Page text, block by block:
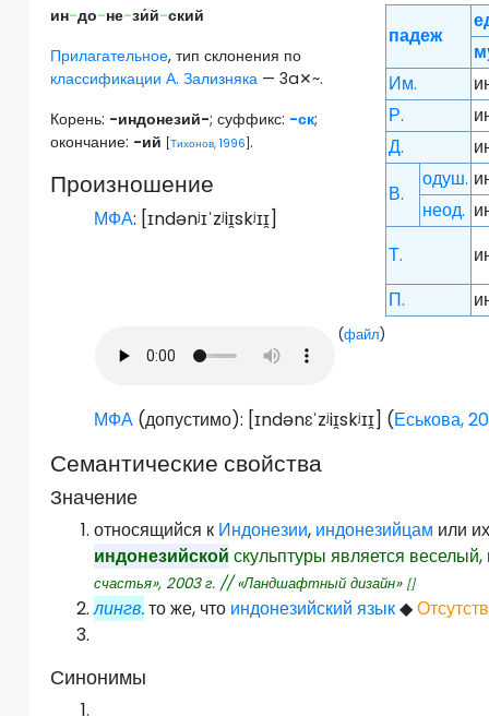
падеж
Им.
Р.
Д.
В.
одуш.
неод.
Т.
П.
ин-до-не-зи́й-ский
Прилагательное, тип склонения по
классификации А. Зализняка — 3a✕~.
Корень: -индонезий-; суффикс: -ск;
окончание: -ий [Тихонов, 1996 ].
Произношение
МФА: [ɪndənʲɪˈzʲiɪ̯skʲɪɪ̯]
(файл)
МФА (допустимо): [ɪndənɛˈzʲiɪ̯skʲɪɪ̯] (Еськова,
Семантические свойства
Значение
относящийся к Индонезии, индонезийцам или
индонезийской скульптуры является
счастья»,2003г. // «Ландшафтный дизайн» []
лингв.то же, что индонезийский язык◆
Синонимы